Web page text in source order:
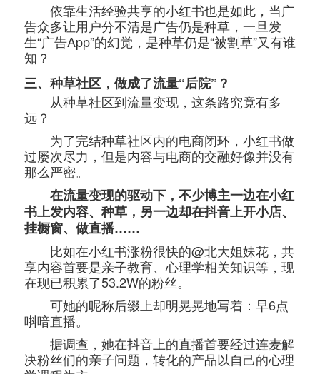
依靠生活经验共享的小红书也是如此，当广
告众多让用户分不清是广告仍是种草，一旦发
生“广告App”的幻觉，是种草仍是“被割草”又有谁
知？
三、种草社区，做成了流量“后院”？
从种草社区到流量变现，这条路究竟有多
远？
为了完结种草社区内的电商闭环，小红书做
过屡次尽力，但是内容与电商的交融好像并没有
那么严密。
在流量变现的驱动下，不少博主一边在小红
书上发内容、种草，另一边却在抖音上开小店、
挂橱窗、做直播……
比如在小红书涨粉很快的@北大姐妹花，共
享内容首要是亲子教育、心理学相关知识等，现
在现已积累了53.2W的粉丝。
可她的昵称后缀上却明晃晃地写着：早6点
唞喑直播。
据调查，她在抖音上的直播首要经过连麦解
决粉丝们的亲子问题，转化的产品以自己的心理